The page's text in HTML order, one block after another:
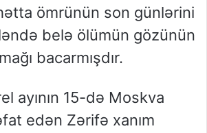
ömrünün son günlərini
belə ölümün gözünün
bacarmışdır.
ayının 15-də Moskva
edən Zərifə xanım